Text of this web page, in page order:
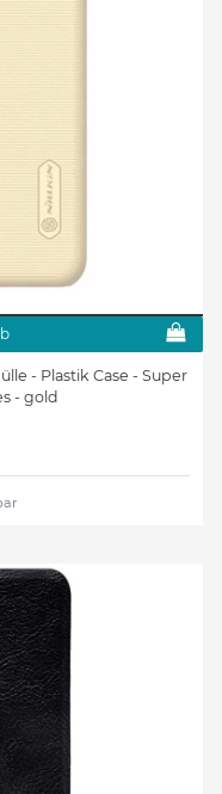
- Plastik Case - Super
- gold